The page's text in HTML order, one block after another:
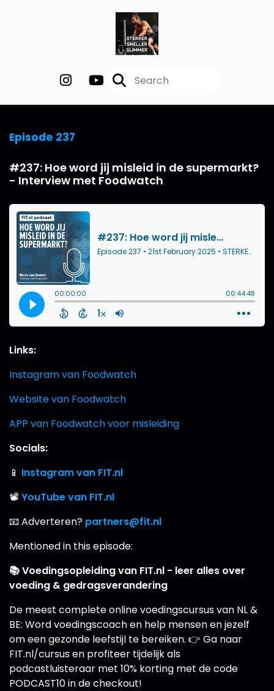
Episode 237
#237: Hoe word jij misleid in de supermarkt?
- Interview met Foodwatch
Links:
Instagram van Foodwatch
Website van Foodwatch
APP van Foodwatch voor misleiding
Socials:
📱 Instagram van FIT.nl
📽 YouTube van FIT.nl
📧 Adverteren? partners@fit.nl
Mentioned in this episode:
📚 Voedingsopleiding van FIT.nl - leer alles over
voeding & gedragsverandering
De meest complete online voedingscursus van NL &
BE: Word voedingscoach en help mensen en jezelf
om een gezonde leefstijl te bereiken. 👉 Ga naar
FIT.nl/cursus en profiteer tijdelijk als
podcastluisteraar met 10% korting met de code
PODCAST10 in de checkout!